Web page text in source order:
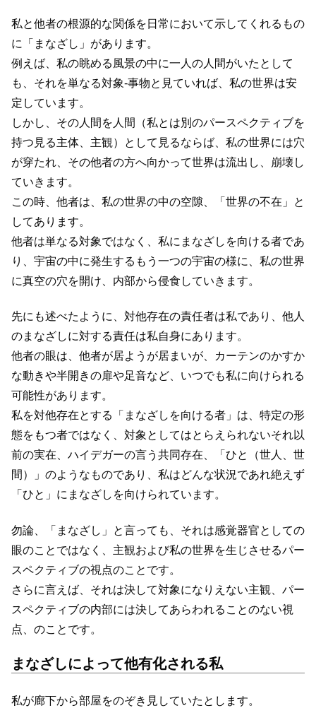
私と他者の根源的な関係を日常において示してくれるもの
に「まなざし」があります。
例えば、私の眺める風景の中に一人の人間がいたとして
も、それを単なる対象-事物と見ていれば、私の世界は安
定しています。
しかし、その人間を人間（私とは別のパースペクティブを
持つ見る主体、主観）として見るならば、私の世界には穴
が穿たれ、その他者の方へ向かって世界は流出し、崩壊し
ていきます。
この時、他者は、私の世界の中の空隙、「世界の不在」と
してあります。
他者は単なる対象ではなく、私にまなざしを向ける者であ
り、宇宙の中に発生するもう一つの宇宙の様に、私の世界
に真空の穴を開け、内部から侵食していきます。
先にも述べたように、対他存在の責任者は私であり、他人
のまなざしに対する責任は私自身にあります。
他者の眼は、他者が居ようが居まいが、カーテンのかすか
な動きや半開きの扉や足音など、いつでも私に向けられる
可能性があります。
私を対他存在とする「まなざしを向ける者」は、特定の形
態をもつ者ではなく、対象としてはとらえられないそれ以
前の実在、ハイデガーの言う共同存在、「ひと（世人、世
間）」のようなものであり、私はどんな状況であれ絶えず
「ひと」にまなざしを向けられています。
勿論、「まなざし」と言っても、それは感覚器官としての
眼のことではなく、主観および私の世界を生じさせるパー
スペクティブの視点のことです。
さらに言えば、それは決して対象になりえない主観、パー
スペクティブの内部には決してあらわれることのない視
点、のことです。
まなざしによって他有化される私
私が廊下から部屋をのぞき見していたとします。